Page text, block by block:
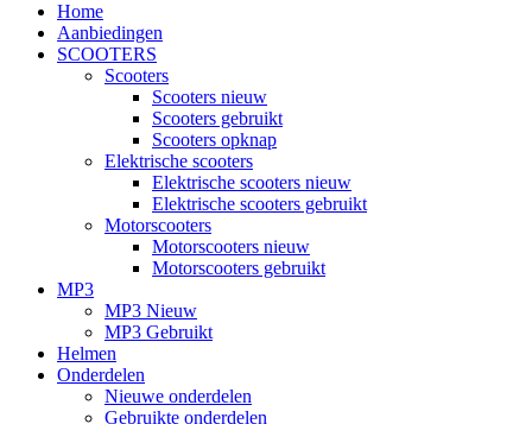
Home
Aanbiedingen
SCOOTERS
Scooters
Scooters nieuw
Scooters gebruikt
Scooters opknap
Elektrische scooters
Elektrische scooters nieuw
Elektrische scooters gebruikt
Motorscooters
Motorscooters nieuw
Motorscooters gebruikt
MP3
MP3 Nieuw
MP3 Gebruikt
Helmen
Onderdelen
Nieuwe onderdelen
Gebruikte onderdelen